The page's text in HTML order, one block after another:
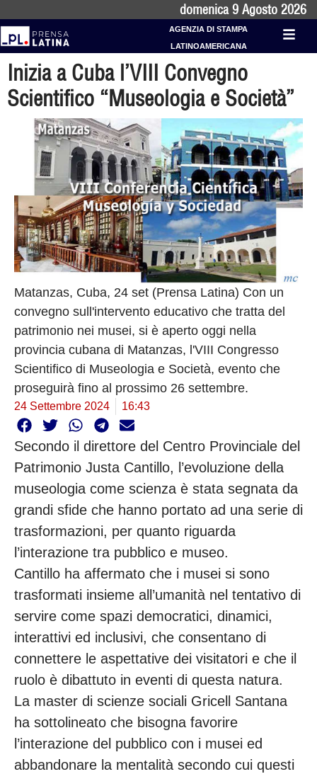
domenica 9 Agosto 2026
AGENZIA DI STAMPA
LATINOAMERICANA
Inizia a Cuba l’VIII Convegno
Scientifico “Museologia e Società”
Matanzas, Cuba, 24 set (Prensa Latina) Con un
convegno sull'intervento educativo che tratta del
patrimonio nei musei, si è aperto oggi nella
provincia cubana di Matanzas, l'VIII Congresso
Scientifico di Museologia e Società, evento che
proseguirà fino al prossimo 26 settembre.
24 Settembre 2024 16:43
Secondo il direttore del Centro Provinciale del
Patrimonio Justa Cantillo, l’evoluzione della
museologia come scienza è stata segnata da
grandi sfide che hanno portato ad una serie di
trasformazioni, per quanto riguarda
l’interazione tra pubblico e museo.
Cantillo ha affermato che i musei si sono
trasformati insieme all’umanità nel tentativo di
servire come spazi democratici, dinamici,
interattivi ed inclusivi, che consentano di
connettere le aspettative dei visitatori e che il
ruolo è dibattuto in eventi di questa natura.
La master di scienze sociali Gricell Santana
ha sottolineato che bisogna favorire
l’interazione del pubblico con i musei ed
abbandonare la mentalità secondo cui questi